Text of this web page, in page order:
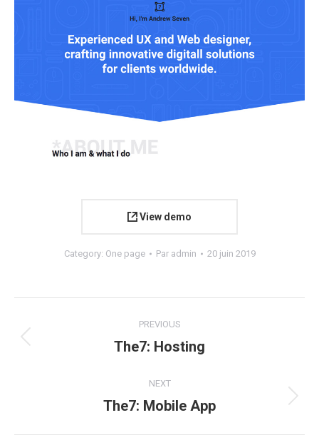
View demo
Category: One page Par admin 20 juin 2019
de
commentaire
PREVIOUS
Onglet
The7: Hosting
NEXT
Projets
The7: Mobile App